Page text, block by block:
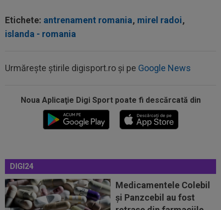
Etichete: antrenament romania, mirel radoi,
islanda - romania
Urmărește știrile digisport.ro și pe Google News
Noua Aplicaţie Digi Sport poate fi descărcată din
DIGI24
Medicamentele Colebil
și Panzcebil au fost
Dinamo - FC Voluntari LIVE VIDEO, sâmbătă,
21:30, la DGS 1. Egalitate de puncte...
10:06
Elias Charalambous a debutat pe banca lui
Levadiakos
10:00 EXCLUSIV
Ce a spus Antonio Folha, fără să